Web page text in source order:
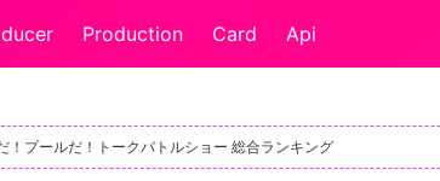
Production Card Api
！プールだ！トークバトルショー 総合ランキング